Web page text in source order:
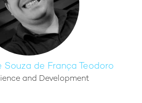
Souza de França Teodoro
and Development